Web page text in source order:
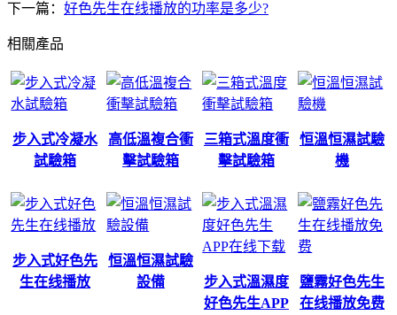
下一篇： 好色先生在线播放的功率是多少?
相關產品
步入式冷凝水
試驗箱
高低溫複合衝
擊試驗箱
三箱式溫度衝
擊試驗箱
恒溫恒濕試驗
機
步入式好色先
生在线播放
恒溫恒濕試驗
設備
步入式溫濕度
好色先生APP
鹽霧好色先生
在线播放免费